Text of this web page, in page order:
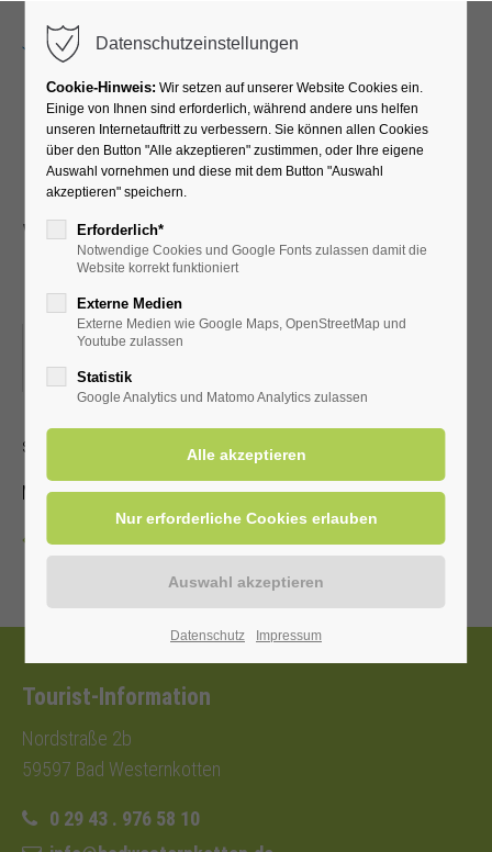
Das Mandolinen-
Orchester Geseke 1930 e.
V. spielt stimmungsvolle
Melodien
25.05.2025, 15:00
ORT: KURHALLE
stimmungsvolle Melodien
Mit Kur-/Einwohnerkarte frei, ohne 3,00 €
Zurück
Tourist-Information
Nordstraße 2b
59597 Bad Westernkotten
0 29 43 . 976 58 10
Datenschutzeinstellungen
Cookie-Hinweis: Wir setzen auf unserer Website Cookies ein.
Einige von Ihnen sind erforderlich, während andere uns helfen
unseren Internetauftritt zu verbessern. Sie können allen Cookies
über den Button "Alle akzeptieren" zustimmen, oder Ihre eigene
Auswahl vornehmen und diese mit dem Button "Auswahl
akzeptieren" speichern.
Erforderlich*
Notwendige Cookies und Google Fonts zulassen damit die
Website korrekt funktioniert
Externe Medien
Externe Medien wie Google Maps, OpenStreetMap und
Youtube zulassen
Statistik
Google Analytics und Matomo Analytics zulassen
Datenschutz Impressum